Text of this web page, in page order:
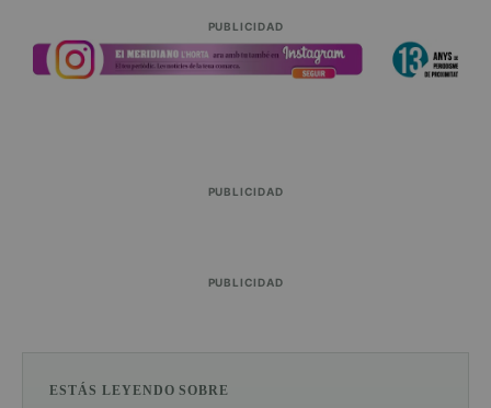
PUBLICIDAD
PUBLICIDAD
PUBLICIDAD
ESTÁS LEYENDO SOBRE